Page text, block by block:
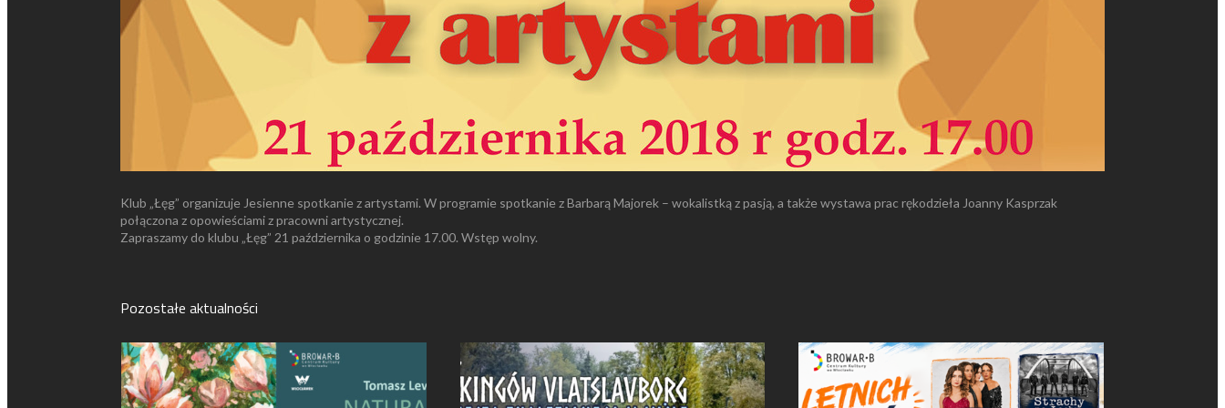
Klub „Łęg” organizuje Jesienne spotkanie z artystami. W programie spotkanie z Barbarą Majorek – wokalistką z pasją, a także wystawa prac rękodzieła Joanny Kasprzak
połączona z opowieściami z pracowni artystycznej.
Zapraszamy do klubu „Łęg” 21 października o godzinie 17.00. Wstęp wolny.
Pozostałe aktualności